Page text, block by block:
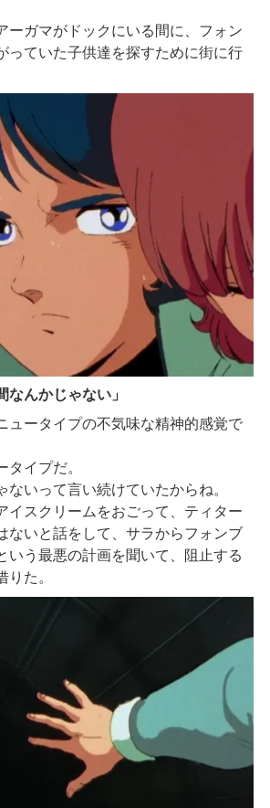
ーガマがドックにいる間に、フォン
っていた子供達を探すために街に行
なんかじゃない」
ュータイプの不気味な精神的感覚で
タイプだ。
ないって言い続けていたからね。
イスクリームをおごって、ティター
ないと話をして、サラからフォンブ
いう最悪の計画を聞いて、阻止する
りた。